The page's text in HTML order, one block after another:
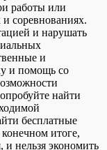
работы или
соревнованиях.
и нарушать
и
и помощь со
найти
бесплатные
итоге,
и нельзя экономить